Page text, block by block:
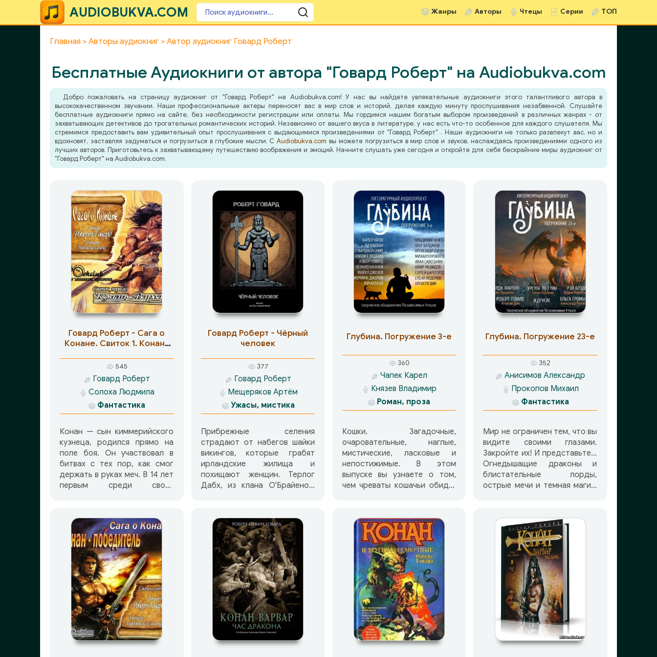
AUDIOBUKVA.COM Жанры Авторы Чтецы Серии ТОП
Главная Авторы аудиокниг Автор аудиокниг Говард Роберт
Бесплатные Аудиокниги от автора "Говард Роберт" на Audiobukva.com
Добро пожаловать на страницу аудиокниг от "Говард Роберт" на Audiobukva.com! У нас вы найдете увлекательные аудиокниги этого талантливого автора в
высококачественном звучании. Наши профессиональные актеры переносят вас в мир слов и историй, делая каждую минуту прослушивания незабвенной. Слушайте
бесплатные аудиокниги прямо на сайте, без необходимости регистрации или оплаты. Мы гордимся нашим богатым выбором произведений в различных жанрах - от
захватывающих детективов до трогательных романтических историй. Независимо от вашего вкуса в литературе, у нас есть что-то особенное для каждого слушателя. Мы
стремимся предоставить вам удивительный опыт прослушивания с выдающимися произведениями от "Говард Роберт" . Наши аудиокниги не только развлекут вас, но и
вдохновят, заставляя задуматься и погрузиться в глубокие мысли. СAudiobukva.com вы можете погрузиться в мир слов и звуков, наслаждаясь произведениями одного из
лучших авторов. Приготовьтесь к захватывающему путешествию воображения и эмоций. Начните слушать уже сегодня и откройте для себя бескрайние миры аудиокниг от
"Говард Роберт" на Audiobukva.com.
Говард Роберт - Сага о
Конане. Свиток 1. Конан-
545
Говард Роберт
Солоха Людмила
Фантастика
Конан — сын киммерийского
кузнеца, родился прямо на
поле боя. Он участвовал в
битвах с тех пор, как смог
держать в руках меч. В 14 лет
первым среди своих
Венариум. Примерно в 18 лет
попал в плен, вскоре бежал и
отправился в странствие по
миру. В Аренжуне — столице
Заморы, Конан осваивает
профессию вора. Далее, в
поисках приключений он
путешествует в соседние
страны — Коринфию и
Нимедию. Вступив в армию
туранского короля Йилдиза
он совершенствуется в
владении луком и исскустве
Говард Роберт - Чёрный
человек
377
Говард Роберт
Мещеряков Артём
Ужасы, мистика
Прибрежные селения
страдают от набегов шайки
викингов, которые грабят
ирландские жилища и
похищают женщин. Терлог
Дабх, из клана О'Брайенов,
статуя Черного Человека,
хранящая дух легендарного
вождя уходящего народа
пиктов — Брана Мак Морна.
Глубина. Погружение 3-е
360
Чапек Карел
Князев Владимир
Роман, проза
Кошки. Загадочные,
очаровательные, наглые,
мистические, ласковые и
непостижимые. В этом
выпуске вы узнаете о том,
чем чреваты кошачьи обиды,
кошек рядом с человеком,
каким образом кошки могут
влиять на судьбы
обыкновенных людей, а
также как люди могут
повлиять на судьбы
необыкновенных кошек. В
общем, кошки такие кошки, вы
же сами понимаете. Мур-мяу,
дамы и господа! ГЛУБИНА —
это литературный
аудиопроект творческого
объединения независимых
Глубина. Погружение 23-е
352
Анисимов Александр
Прокопов Михаил
Фантастика
Мир не ограничен тем, что вы
видите своими глазами.
Закройте их! И представьте…
Огнедышащие драконы и
блистательные лорды,
острые мечи и темная магия,
границ и нет правил. Это мир
сказок: где-то правдивых, а
иногда вовсе фантастичных.
Сказок смешных и страшных.
Мир, которого нет и который
совсем рядом, стоит лишь
протянуть руку. Вы до сих
пор верите в чудо? Значит,
вам сюда. Глубина. Выпуск 23.
Фэнтези. Содержание: 1.
Александр Анисимов «Плачь
о нём, моя прекрасная
бэнши» (Михаил Прокопов) 2.